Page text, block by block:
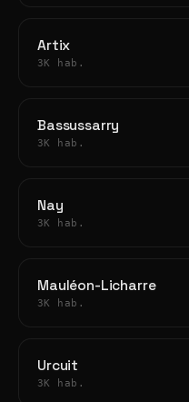
Artix
3K hab.
Bassussarry
3K hab.
Nay
3K hab.
Mauléon-Licharre
3K hab.
Urcuit
3K hab.